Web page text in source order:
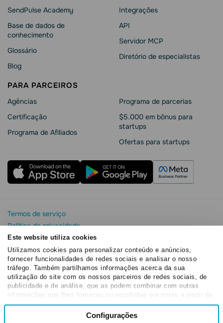
Este website utiliza cookies
Utilizamos cookies para personalizar conteúdo e anúncios,
fornecer funcionalidades de redes sociais e analisar o nosso
tráfego. Também partilhamos informações acerca da sua
utilização do site com os nossos parceiros de redes sociais, de
publicidade e de análise, que as podem combinar com outras
informações que lhes forneceu ou recolhidas por estes a partir da
sua utilização dos respetivos serviços.
Seleção
Configurações
SendPulse Academy
Base de dados de
conhecimento
Glossário
Blog
Integrações
API
Servidor MCP
Diretório de especialistas
PARA PARCEIROS
Agências
Сertificação
Programa de Afiliados
Programa de parcerias
$5.000 em bônus para
startups
Ofertas para startups
Termos de serviço
Política de privacidade
Segurança e privacidade da SendPulse
Declaração de Cookie
Acordo de processamento de dados
Copyright© 2015 - 2026. SendPulse. Todos os direitos
reservados